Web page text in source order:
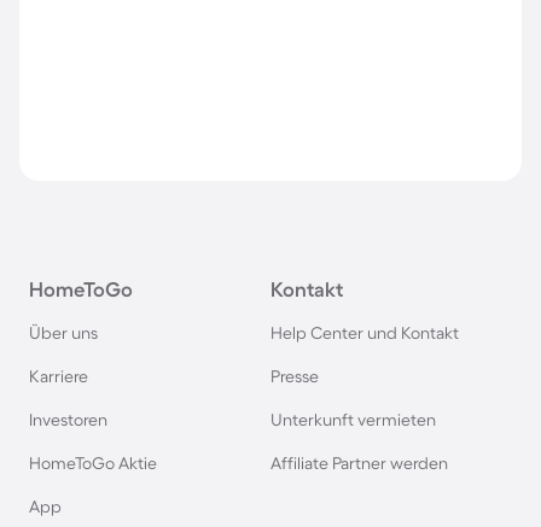
HomeToGo
Über uns
Karriere
Investoren
HomeToGo Aktie
App
Kontakt
Help Center und Kontakt
Presse
Unterkunft vermieten
Affiliate Partner werden